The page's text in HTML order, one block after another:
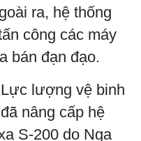
ra, hệ thống
công các máy
bán đạn đạo.
lượng vệ binh
nâng cấp hệ
S-200 do Nga